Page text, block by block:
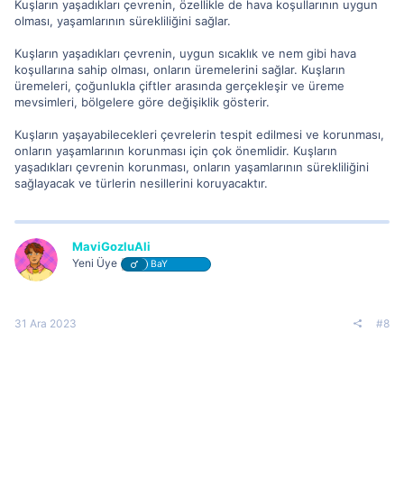
Kuşların yaşadıkları çevrenin, özellikle de hava koşullarının uygun
olması, yaşamlarının sürekliliğini sağlar.
Kuşların yaşadıkları çevrenin, uygun sıcaklık ve nem gibi hava
koşullarına sahip olması, onların üremelerini sağlar. Kuşların
üremeleri, çoğunlukla çiftler arasında gerçekleşir ve üreme
mevsimleri, bölgelere göre değişiklik gösterir.
Kuşların yaşayabilecekleri çevrelerin tespit edilmesi ve korunması,
onların yaşamlarının korunması için çok önemlidir. Kuşların
yaşadıkları çevrenin korunması, onların yaşamlarının sürekliliğini
sağlayacak ve türlerin nesillerini koruyacaktır.
MaviGozluAli
Yeni Üye BaY
31 Ara 2023 #8